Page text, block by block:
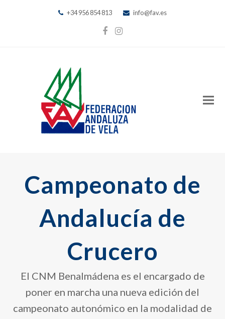
+34 956 854 813 info@fav.es
Facebook
Instagram
Campeonato de
Andalucía de
Crucero
El CNM Benalmádena es el encargado de
poner en marcha una nueva edición del
campeonato autonómico en la modalidad de